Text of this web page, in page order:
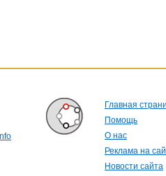
Главная
Помощь
О нас
Реклама на
Новости сайта